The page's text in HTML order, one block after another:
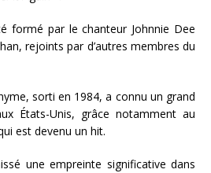
formé par le chanteur Johnnie Dee
rejoints par d’autres membres du
sorti en 1984, a connu un grand
États-Unis, grâce notamment au
est devenu un hit.
une empreinte significative dans